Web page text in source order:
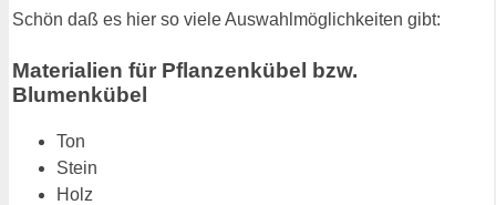
Schön daß es hier so viele Auswahlmöglichkeiten gibt:
Materialien für Pflanzenkübel bzw.
Blumenkübel
Ton
Stein
Holz